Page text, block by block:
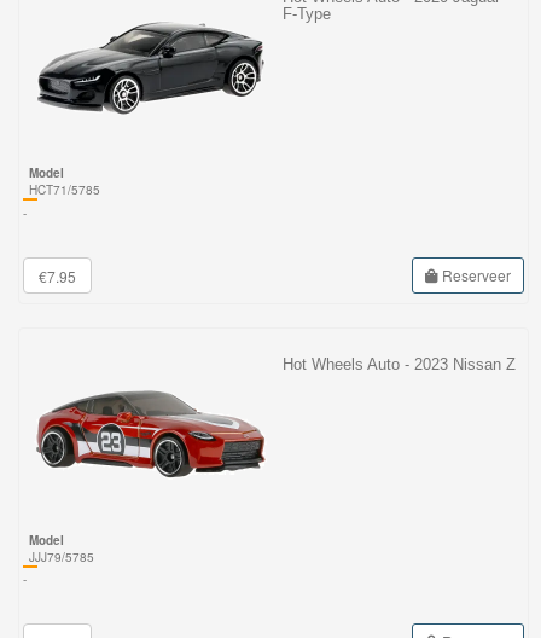
F-Type
Model
HCT71/5785
-
€7.95 Reserveer
Hot Wheels Auto - 2023 Nissan Z
Model
JJJ79/5785
-